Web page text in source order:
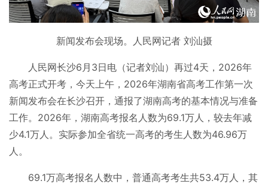
新闻发布会现场。人民网记者 刘汕摄
人民网长沙6月3日电（记者刘汕）再过4天，2026年
高考正式开考，今天上午，2026年湖南省高考工作第一次
新闻发布会在长沙召开，通报了湖南高考的基本情况与准备
工作。2026年，湖南高考报名人数为69.1万人，较去年减
少4.1万人。实际参加全省统一高考的考生人数为46.96万
人。
69.1万高考报名人数中，普通高考考生共53.4万人，其